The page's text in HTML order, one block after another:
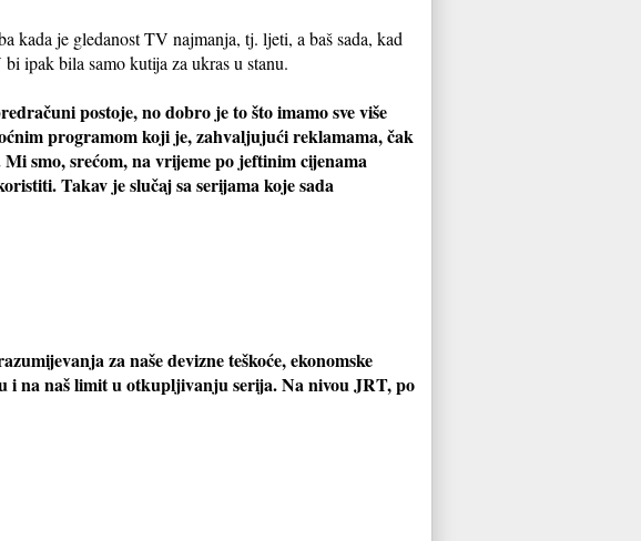
je gledanost TV najmanja, tj. ljeti, a baš sada, kad
ipak bila samo kutija za ukras u stanu.
postoje, no dobro je to što imamo sve više
programom koji je, zahvaljujući reklamama, čak
smo, srećom, na vrijeme po jeftinim cijenama
Takav je slučaj sa serijama koje sada
za naše devizne teškoće, ekonomske
i na naš limit u otkupljivanju serija. Na nivou JRT, po